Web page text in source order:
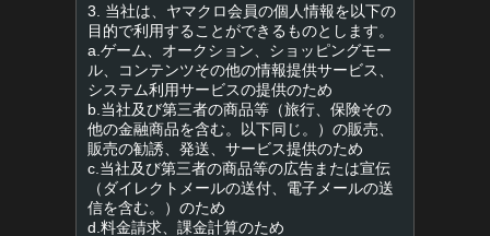
3. 当社は、ヤマクロ会員の個人情報を以下の
目的で利用することができるものとします。
a.ゲーム、オークション、ショッピングモー
ル、コンテンツその他の情報提供サービス、
システム利用サービスの提供のため
b.当社及び第三者の商品等（旅行、保険その
他の金融商品を含む。以下同じ。）の販売、
販売の勧誘、発送、サービス提供のため
c.当社及び第三者の商品等の広告または宣伝
（ダイレクトメールの送付、電子メールの送
信を含む。）のため
d.料金請求、課金計算のため